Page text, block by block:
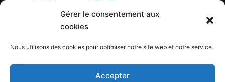
Gérer le consentement aux
cookies
Nous utilisons des cookies pour optimiser notre site web et notre service.
Accepter
Numéro de Siret: 799 260 146 00029